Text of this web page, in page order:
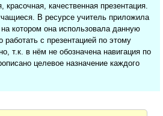
красочная, качественная презентация.
В ресурсе учитель приложила
на котором она использовала данную
работать с презентацией по этому
т.к. в нём не обозначена навигация по
целевое назначение каждого